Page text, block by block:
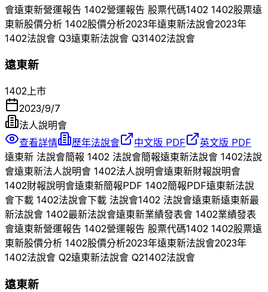
會遠東新營運報告 1402營運報告 股票代碼1402 1402股票遠
東新股價分析 1402股價分析2023年遠東新法說會2023年
1402法說會 Q3遠東新法說會 Q31402法說會
遠東新
1402上市
2023/9/7
法人說明會
查看詳情
歷年法說會 中文版 PDF
英文版 PDF
遠東新 法說會簡報 1402 法說會簡報遠東新法說會 1402法說
會遠東新法人說明會 1402法人說明會遠東新財報說明會
1402財報說明會遠東新簡報PDF 1402簡報PDF遠東新法說
會下載 1402法說會下載 法說會1402 法說會遠東新遠東新最
新法說會 1402最新法說會遠東新業績發表會 1402業績發表
會遠東新營運報告 1402營運報告 股票代碼1402 1402股票遠
東新股價分析 1402股價分析2023年遠東新法說會2023年
1402法說會 Q2遠東新法說會 Q21402法說會
遠東新